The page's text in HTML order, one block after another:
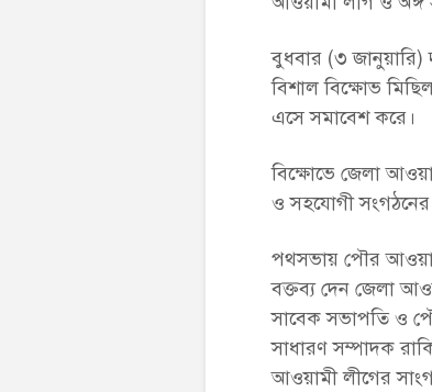
বুধবার (৩
বিশাল বিক্ষোভ
এসে সমাবেশ করে।
বিক্ষোভে জেলা
ও সহযোগী সংগঠনের
পথসভায় পৌর
বক্তব্য দেন জেলা
সাবেক সভাপতি ও
সাধারণ সম্পাদক
আওয়ামী লীগের